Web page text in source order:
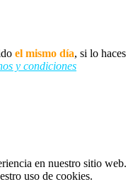
el mismo día, si lo haces
y condiciones
en nuestro sitio web.
uso de cookies.